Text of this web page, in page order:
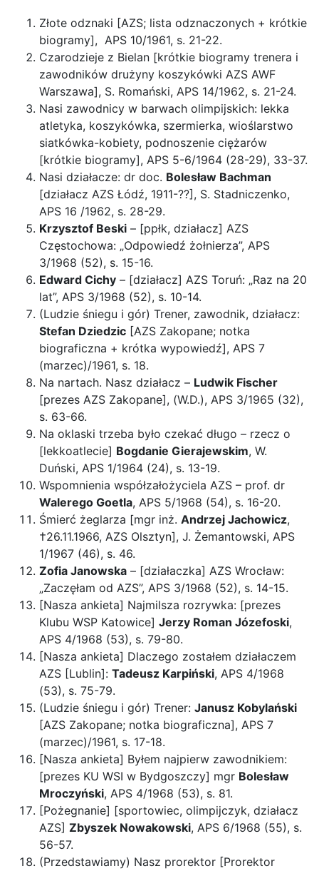
Złote odznaki [AZS; lista odznaczonych + krótkie
biogramy], APS 10/1961, s. 21-22.
Czarodzieje z Bielan [krótkie biogramy trenera i
zawodników drużyny koszykówki AZS AWF
Warszawa], S. Romański, APS 14/1962, s. 21-24.
Nasi zawodnicy w barwach olimpijskich: lekka
atletyka, koszykówka, szermierka, wioślarstwo
siatkówka-kobiety, podnoszenie ciężarów
[krótkie biogramy], APS 5-6/1964 (28-29), 33-37.
Nasi działacze: dr doc. Bolesław Bachman
[działacz AZS Łódź, 1911-??], S. Stadniczenko,
APS 16 /1962, s. 28-29.
Krzysztof Beski – [ppłk, działacz] AZS
Częstochowa: „Odpowiedź żołnierza”, APS
3/1968 (52), s. 15-16.
Edward Cichy – [działacz] AZS Toruń: „Raz na 20
lat”, APS 3/1968 (52), s. 10-14.
(Ludzie śniegu i gór) Trener, zawodnik, działacz:
Stefan Dziedzic [AZS Zakopane; notka
biograficzna + krótka wypowiedź], APS 7
(marzec)/1961, s. 18.
Na nartach. Nasz działacz – Ludwik Fischer
[prezes AZS Zakopane], (W.D.), APS 3/1965 (32),
s. 63-66.
Na oklaski trzeba było czekać długo – rzecz o
[lekkoatlecie] Bogdanie Gierajewskim, W.
Duński, APS 1/1964 (24), s. 13-19.
Wspomnienia współzałożyciela AZS – prof. dr
Walerego Goetla, APS 5/1968 (54), s. 16-20.
Śmierć żeglarza [mgr inż. Andrzej Jachowicz,
†26.11.1966, AZS Olsztyn], J. Żemantowski, APS
1/1967 (46), s. 46.
Zofia Janowska – [działaczka] AZS Wrocław:
„Zaczęłam od AZS”, APS 3/1968 (52), s. 14-15.
[Nasza ankieta] Najmilsza rozrywka: [prezes
Klubu WSP Katowice] Jerzy Roman Józefoski,
APS 4/1968 (53), s. 79-80.
[Nasza ankieta] Dlaczego zostałem działaczem
AZS [Lublin]: Tadeusz Karpiński, APS 4/1968
(53), s. 75-79.
(Ludzie śniegu i gór) Trener: Janusz Kobylański
[AZS Zakopane; notka biograficzna], APS 7
(marzec)/1961, s. 17-18.
[Nasza ankieta] Byłem najpierw zawodnikiem:
[prezes KU WSI w Bydgoszczy] mgr Bolesław
Mroczyński, APS 4/1968 (53), s. 81.
[Pożegnanie] [sportowiec, olimpijczyk, działacz
AZS] Zbyszek Nowakowski, APS 6/1968 (55), s.
56-57.
(Przedstawiamy) Nasz prorektor [Prorektor